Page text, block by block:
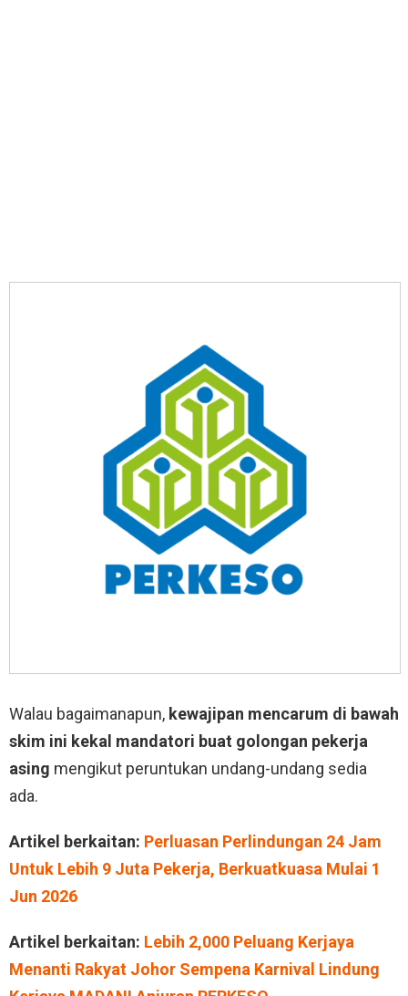
Walau bagaimanapun, kewajipan mencarum di bawah
skim ini kekal mandatori buat golongan pekerja
asing mengikut peruntukan undang-undang sedia
ada.
Artikel berkaitan: Perluasan Perlindungan 24 Jam
Untuk Lebih 9 Juta Pekerja, Berkuatkuasa Mulai 1
Jun 2026
Artikel berkaitan: Lebih 2,000 Peluang Kerjaya
Menanti Rakyat Johor Sempena Karnival Lindung